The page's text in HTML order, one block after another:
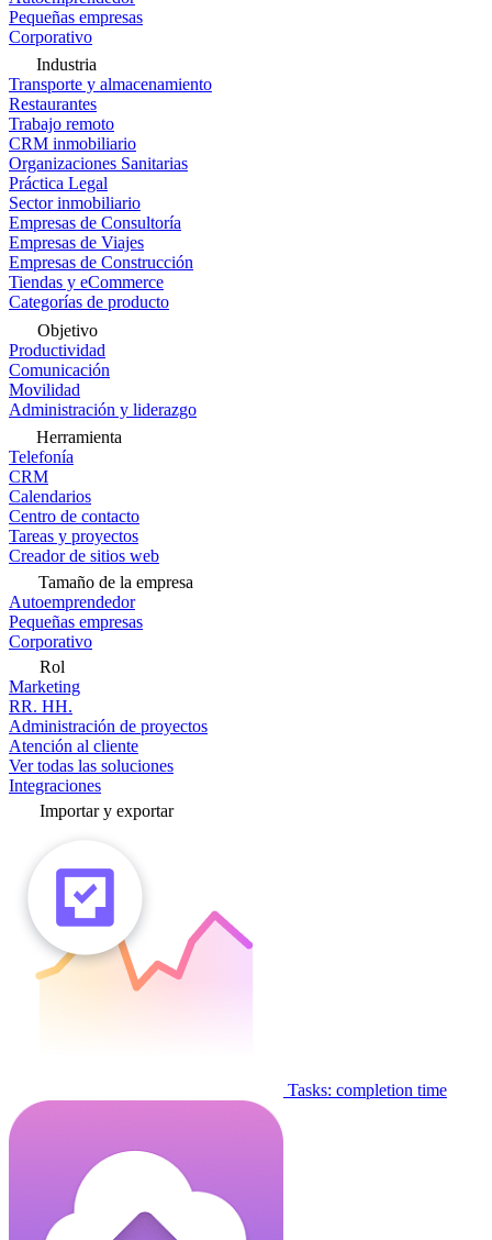
Pequeñas empresas
Corporativo
Industria
Transporte y almacenamiento
Restaurantes
Trabajo remoto
CRM inmobiliario
Organizaciones Sanitarias
Práctica Legal
Sector inmobiliario
Empresas de Consultoría
Empresas de Viajes
Empresas de Construcción
Tiendas y eCommerce
Categorías de producto
Objetivo
Productividad
Comunicación
Movilidad
Administración y liderazgo
Herramienta
Telefonía
CRM
Calendarios
Centro de contacto
Tareas y proyectos
Creador de sitios web
Tamaño de la empresa
Autoemprendedor
Pequeñas empresas
Corporativo
Rol
Marketing
RR. HH.
Administración de proyectos
Atención al cliente
Ver todas las soluciones
Integraciones
Importar y exportar
Tasks: completion time